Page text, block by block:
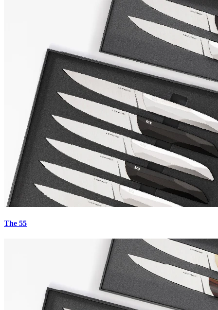
The 55